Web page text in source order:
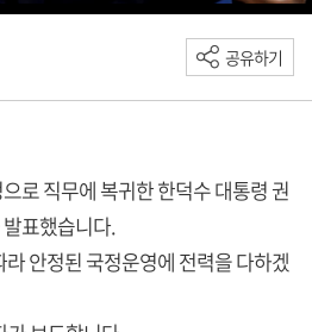
공유하기
로 직무에 복귀한 한덕수 대통령 권
표했습니다.
안정된 국정운영에 전력을 다하겠